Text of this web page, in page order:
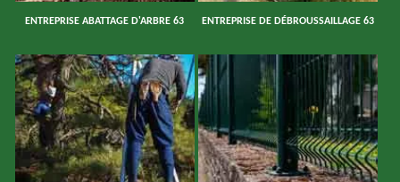
ENTREPRISE ABATTAGE D'ARBRE 63 ENTREPRISE DE DÉBROUSSAILLAGE 63